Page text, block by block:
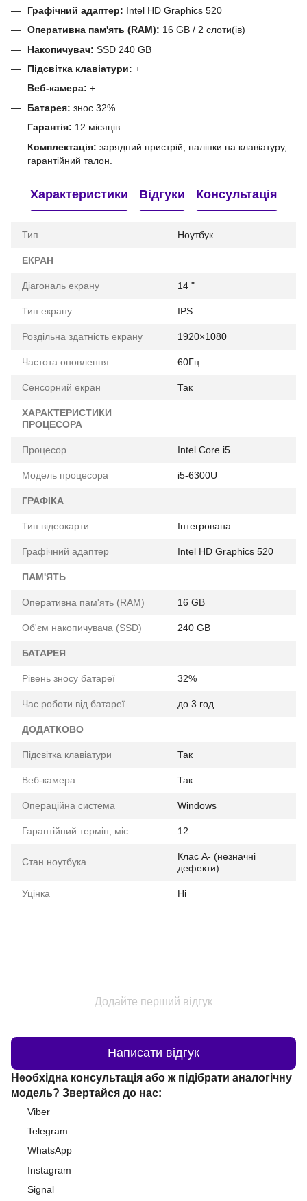
Графічний адаптер: Intel HD Graphics 520
Оперативна пам'ять (RAM): 16 GB / 2 слоти(ів)
Накопичувач: SSD 240 GB
Підсвітка клавіатури: +
Веб-камера: +
Батарея: знос 32%
Гарантія: 12 місяців
Комплектація: зарядний пристрій, наліпки на клавіатуру,
гарантійний талон.
Характеристики Відгуки Консультація
Тип Ноутбук
ЕКРАН
Діагональ екрану 14 "
Тип екрану IPS
Роздільна здатність екрану 1920×1080
Частота оновлення 60Гц
Сенсорний екран Так
ХАРАКТЕРИСТИКИ
ПРОЦЕСОРА
Процесор Intel Core i5
Модель процесора i5-6300U
ГРАФІКА
Тип відеокарти Інтегрована
Графічний адаптер Intel HD Graphics 520
ПАМ'ЯТЬ
Оперативна пам'ять (RAM) 16 GB
Об'єм накопичувача (SSD) 240 GB
БАТАРЕЯ
Рівень зносу батареї 32%
Час роботи від батареї до 3 год.
ДОДАТКОВО
Підсвітка клавіатури Так
Веб-камера Так
Операційна система Windows
Гарантійний термін, міс. 12
Стан ноутбука
Клас A- (незначні
дефекти)
Уцінка Ні
Додайте перший відгук
Написати відгук
Необхідна консультація або ж підібрати аналогічну
модель? Звертайся до нас:
Viber
Telegram
WhatsApp
Instagram
Signal